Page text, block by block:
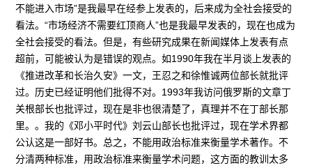
不能进入市场”是我最早在经参上发表的，后来成为全社会接受的
看法。“市场经济不需要红顶商人”也是我最早发表的，现在也成为
全社会接受的看法。但是，有些研究成果在新闻媒体上发表有点
超前，可能被认为是错误的观点。如1990年我在半月谈上发表的
《推进改革和长治久安》一文，王忍之和徐惟诚两位部长就批评
过。历史已经证明他们批得不对。1993年我访问俄罗斯的文章丁
关根部长也批评过，现在是非也很清楚了，真理并不在丁部长那
里。。我的《邓小平时代》刘云山部长也批评过，现在学术界都
公认这是一部好书。总之，不能用政治标准来衡量学术著作。不
分清两种标准，用政治标准来衡量学术问题，这方面的教训太多